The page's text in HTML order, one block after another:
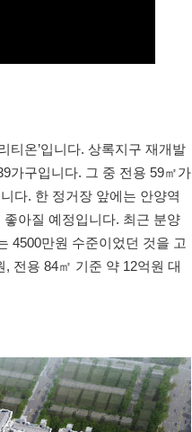
티온’입니다. 상록지구 재개발
가구입니다. 그 중 전용 59㎡가
다. 한 정거장 앞에는 안양역
아질 예정입니다. 최근 분양
4500만원 수준이었던 것을 고
전용 84㎡ 기준 약 12억원 대